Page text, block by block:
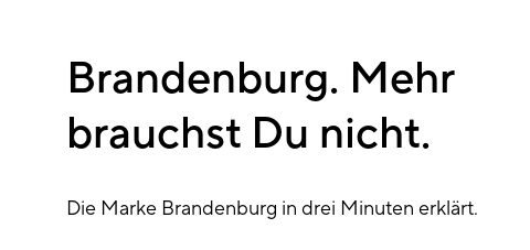
Brandenburg. Mehr
brauchst Du nicht.
Die Marke Brandenburg in drei Minuten erklärt.